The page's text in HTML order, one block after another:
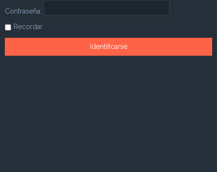
Contraseña:
Recordar